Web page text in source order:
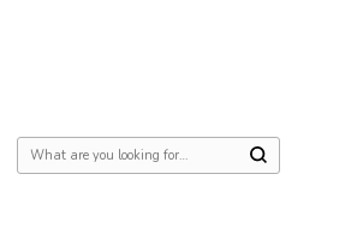
Looking for Something?